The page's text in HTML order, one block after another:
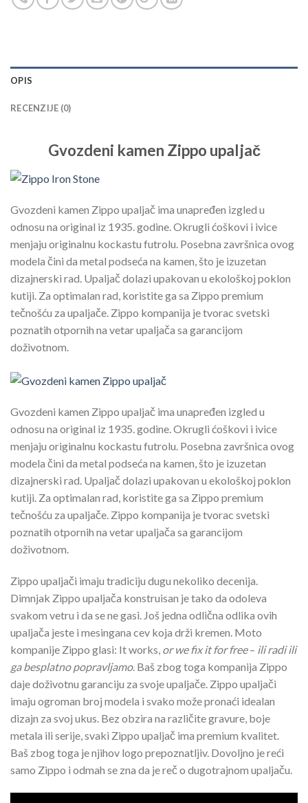
OPIS
RECENZIJE (0)
Gvozdeni kamen Zippo upaljač
Gvozdeni kamen Zippo upaljač ima unapređen izgled u
odnosu na original iz 1935. godine. Okrugli ćoškovi i ivice
menjaju originalnu kockastu futrolu. Posebna završnica ovog
modela čini da metal podseća na kamen, što je izuzetan
dizajnerski rad. Upaljač dolazi upakovan u ekološkoj poklon
kutiji. Za optimalan rad, koristite ga sa Zippo premium
tečnošću za upaljače. Zippo kompanija je tvorac svetski
poznatih otpornih na vetar upaljača sa garancijom
doživotnom.
Gvozdeni kamen Zippo upaljač ima unapređen izgled u
odnosu na original iz 1935. godine. Okrugli ćoškovi i ivice
menjaju originalnu kockastu futrolu. Posebna završnica ovog
modela čini da metal podseća na kamen, što je izuzetan
dizajnerski rad. Upaljač dolazi upakovan u ekološkoj poklon
kutiji. Za optimalan rad, koristite ga sa Zippo premium
tečnošću za upaljače. Zippo kompanija je tvorac svetski
poznatih otpornih na vetar upaljača sa garancijom
doživotnom.
Zippo upaljači imaju tradiciju dugu nekoliko decenija.
Dimnjak Zippo upaljača konstruisan je tako da odoleva
svakom vetru i da se ne gasi. Još jedna odlična odlika ovih
upaljača jeste i mesingana cev koja drži kremen. Moto
kompanije Zippo glasi: It works, or we fix it for free– ili radi ili
ga besplatno popravljamo. Baš zbog toga kompanija Zippo
daje doživotnu garanciju za svoje upaljače. Zippo upaljači
imaju ogroman broj modela i svako može pronaći idealan
dizajn za svoj ukus. Bez obzira na različite gravure, boje
metala ili serije, svaki Zippo upaljač ima premium kvalitet.
Baš zbog toga je njihov logo prepoznatljiv. Dovoljno je reći
samo Zippo i odmah se zna da je reč o dugotrajnom upaljaču.